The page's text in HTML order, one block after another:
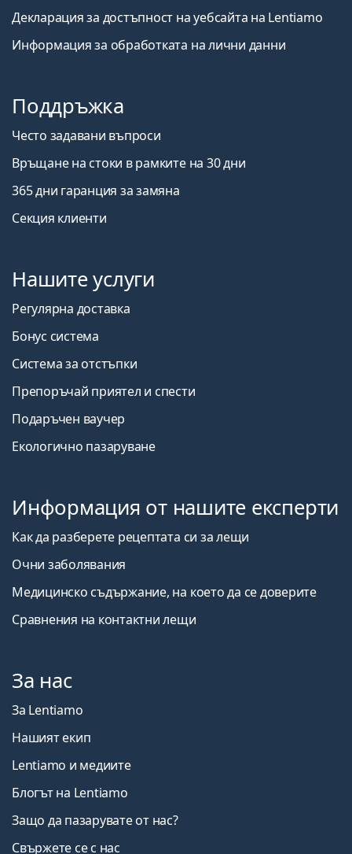
Декларация за достъпност на уебсайта на Lentiamo
Информация за обработката на лични данни
Поддръжка
Често задавани въпроси
Връщане на стоки в рамките на 30 дни
365 дни гаранция за замяна
Секция клиенти
Нашите услуги
Регулярна доставка
Бонус система
Система за отстъпки
Препоръчай приятел и спести
Подаръчен ваучер
Екологично пазаруване
Информация от нашите експерти
Как да разберете рецептата си за лещи
Очни заболявания
Медицинско съдържание, на което да се доверите
Сравнения на контактни лещи
За нас
За Lentiamo
Нашият екип
Lentiamo и медиите
Блогът на Lentiamo
Защо да пазарувате от нас?
Свържете се с нас